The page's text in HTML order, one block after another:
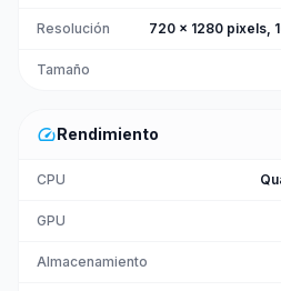
Resolución 720 x 1280 pixels,
Tamaño
speedRendimiento
CPU
GPU
Almacenamiento